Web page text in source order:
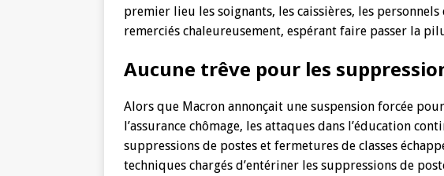
premier lieu les soignants, les caissières, les
remerciés chaleureusement, espérant faire passer la
Aucune trêve pour les
Alors que Macron annonçait une suspension forcée
l’assurance chômage, les attaques dans l’éducation
suppressions de postes et fermetures de classes
techniques chargés d’entériner les suppressions de